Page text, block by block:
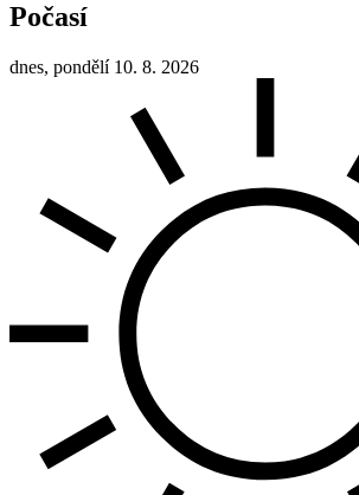
Počasí
dnes, pondělí 10. 8. 2026